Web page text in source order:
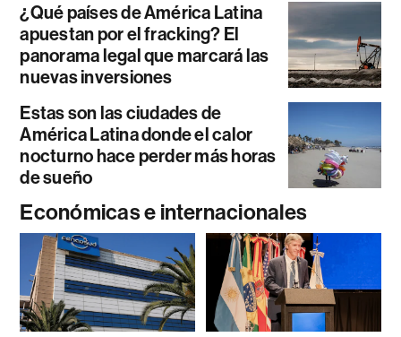
¿Qué países de América Latina
apuestan por el fracking? El
panorama legal que marcará las
nuevas inversiones
Estas son las ciudades de
América Latina donde el calor
nocturno hace perder más horas
de sueño
Económicas e internacionales